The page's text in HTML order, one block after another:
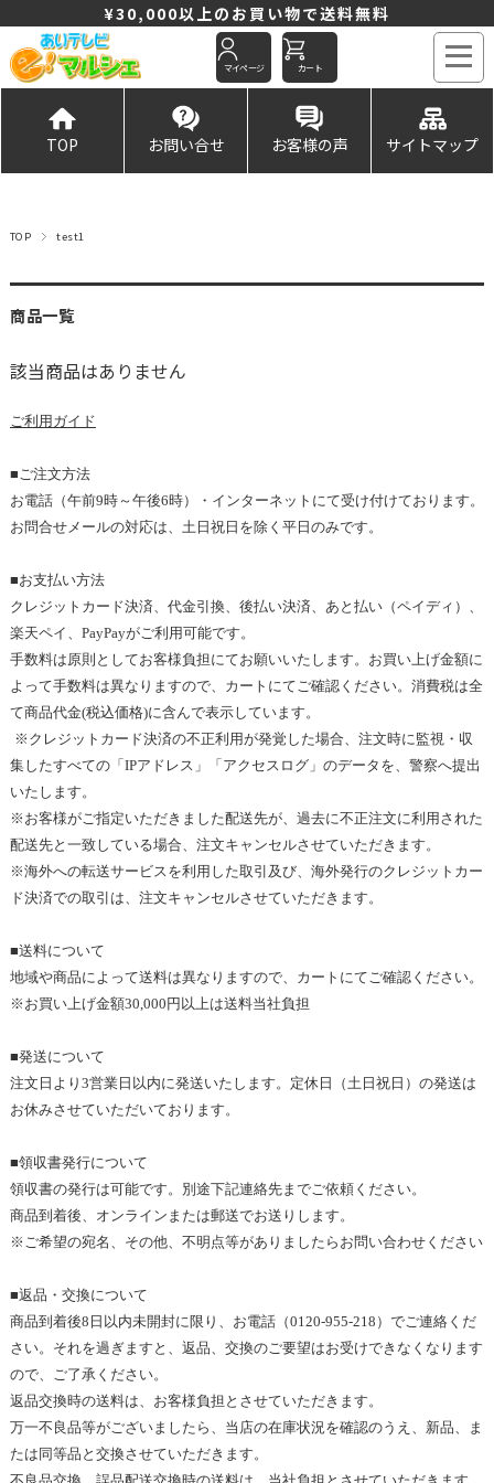
¥30,000以上のお買い物で送料無料
マイページ カート
TOP お問い合せ お客様の声 サイトマップ
TOP test1
商品一覧
該当商品はありません
ご利用 ガイド
■ご注文方法
お電話（午前9時～ 午後6時）・インターネットにて受け付けております。
お問合せメールの対応は、土日祝日を除く平日のみです。
■お支払い方法
クレジットカード決済、代金引換、後払い決済、あと払い（ペイディ）、
楽天ペイ、PayPayがご利用可能です。
手数料は原則としてお客様負担にてお願いいたします。 お買い上げ金額に
よって手数料は異なりますので、カートにてご確認ください。消費税は全
て商品代金(税込価格)に含んで表示しています。
※ クレジットカード決済の不正利用が発覚した場合、注文時に監視・収
集したすべての「 IPアドレス」「アクセスログ」のデータを、警察へ提出
いたします。
※ お客様がご指定いただきました配送先が、過去に不正注文に利用された
配送先と一致している場合、注文キャンセルさせていただきます。
※海外への転送サービスを利用した取引及び、海外発行のクレジットカー
ド決済での取引は、注文キャンセルさせていただきます。
■送料について
地域や商品によって送料は異なりますので、カートにてご確認ください。
※ お買い上げ金額30,000 円以上は送料当社負担
■発送について
注文日より3営業日以内に発送いたします。定休日（土日祝日）の発送は
お休みさせていただいております。
■領収書発行について
領収書の発行は可能です。別途下記連絡先までご依頼ください。
商品到着後、オンラインまたは郵送でお送りします。
※ ご希望の宛名、その他、不明点等がありましたらお問い合わせください
■返品・交換について
商品到着後8 日以内未開封に限り、お電話（0120-955-218 ）でご連絡くだ
さい。それを過ぎますと、返品、交換のご要望はお受けできなくなります
ので、ご了承ください。
返品交換時の送料は、お客様負担とさせていただきます。
万一不良品等がございましたら、当店の在庫状況を確認のうえ 、新品、ま
たは同等品と交換させていただきます。